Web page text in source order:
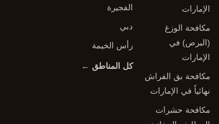
الإمارات
مكافحة الوزغ
(البرص) في
الإمارات
مكافحة بق الفراش
نهائياً في الإمارات
مكافحة حشرات
الفجيرة
دبي
رأس الخيمة
كل المناطق ←